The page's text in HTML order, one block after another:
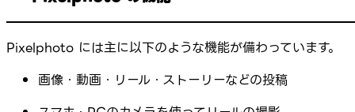
Pixelphoto には主に以下のような機能が備わっています。
画像・動画・リール・ストーリーなどの投稿